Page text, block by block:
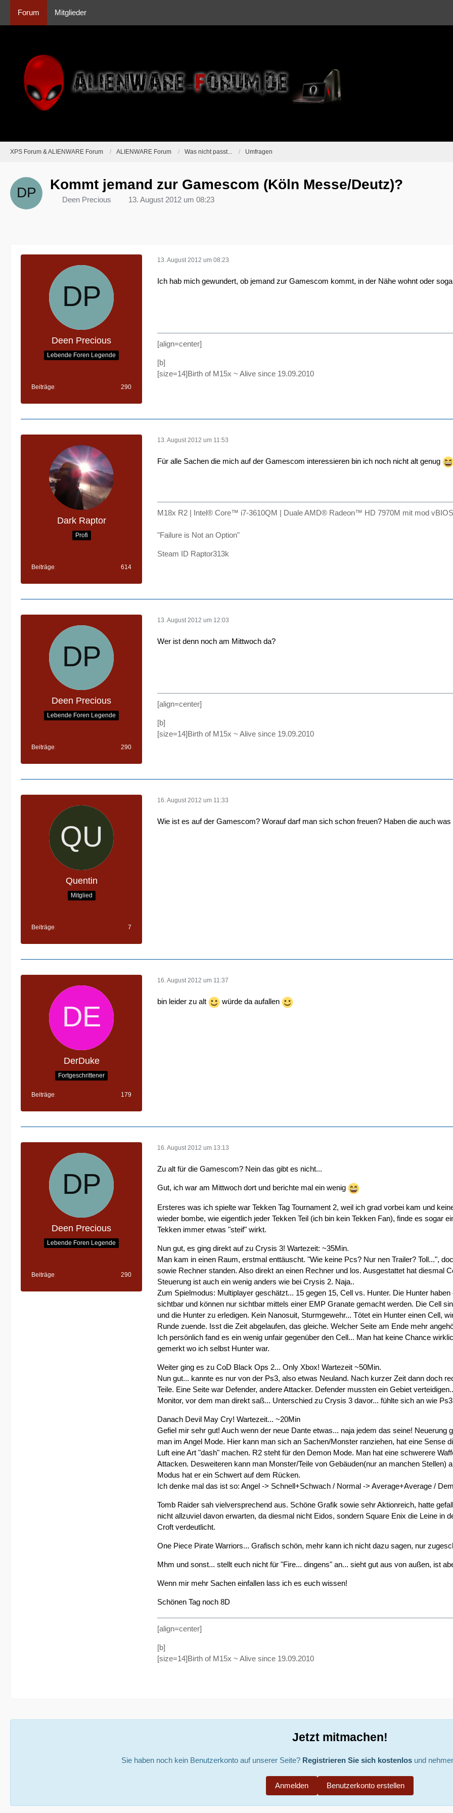
Forum Mitglieder
XPS Forum & ALIENWARE Forum ALIENWARE Forum Was nicht passt... Umfragen
Kommt jemand zur Gamescom (Köln Messe/Deutz)?
Deen Precious 13. August 2012 um 08:23
Deen Precious
Lebende Foren Legende
Beiträge 290
13. August 2012 um 08:23
Ich hab mich gewundert, ob jemand zur Gamescom kommt, in der Nähe wohnt oder
[align=center]
[b]
[size=14]Birth of M15x ~ Alive since 19.09.2010
Dark Raptor
Profi
Beiträge 614
13. August 2012 um 11:53
Für alle Sachen die mich auf der Gamescom interessieren bin ich noch nicht alt genug
M18x R2 | Intel® Core™ i7-3610QM | Duale AMD® Radeon™ HD 7970M mit mod
"Failure is Not an Option"
Steam ID Raptor313k
Deen Precious
Lebende Foren Legende
Beiträge 290
13. August 2012 um 12:03
Wer ist denn noch am Mittwoch da?
[align=center]
[b]
[size=14]Birth of M15x ~ Alive since 19.09.2010
Quentin
Mitglied
Beiträge 7
16. August 2012 um 11:33
Wie ist es auf der Gamescom? Worauf darf man sich schon freuen? Haben die auch
DerDuke
Fortgeschrittener
Beiträge 179
16. August 2012 um 11:37
bin leider zu alt würde da aufallen
Deen Precious
Lebende Foren Legende
Beiträge 290
16. August 2012 um 13:13
Zu alt für die Gamescom? Nein das gibt es nicht...
Gut, ich war am Mittwoch dort und berichte mal ein wenig
Ersteres was ich spielte war Tekken Tag Tournament 2, weil ich grad vorbei kam und
wieder bombe, wie eigentlich jeder Tekken Teil (ich bin kein Tekken Fan), finde es sogar
Tekken immer etwas "steif" wirkt.
Nun gut, es ging direkt auf zu Crysis 3! Wartezeit: ~35Min.
Man kam in einen Raum, erstmal enttäuscht. "Wie keine Pcs? Nur nen Trailer? Toll...",
sowie Rechner standen. Also direkt an einen Rechner und los. Ausgestattet hat diesmal
Steuerung ist auch ein wenig anders wie bei Crysis 2. Naja..
Zum Spielmodus: Multiplayer geschätzt... 15 gegen 15, Cell vs. Hunter. Die Hunter
sichtbar und können nur sichtbar mittels einer EMP Granate gemacht werden. Die Cell
und die Hunter zu erledigen. Kein Nanosuit, Sturmgewehr... Tötet ein Hunter einen Cell,
Runde zuende. Isst die Zeit abgelaufen, das gleiche. Welcher Seite am Ende mehr
Ich persönlich fand es ein wenig unfair gegenüber den Cell... Man hat keine Chance
gemerkt wo ich selbst Hunter war.
Weiter ging es zu CoD Black Ops 2... Only Xbox! Wartezeit ~50Min.
Nun gut... kannte es nur von der Ps3, also etwas Neuland. Nach kurzer Zeit dann doch
Teile. Eine Seite war Defender, andere Attacker. Defender mussten ein Gebiet
Monitor, vor dem man direkt saß... Unterschied zu Crysis 3 davor... fühlte sich an wie
Danach Devil May Cry! Wartezeit... ~20Min
Gefiel mir sehr gut! Auch wenn der neue Dante etwas... naja jedem das seine!
man im Angel Mode. Hier kann man sich an Sachen/Monster ranziehen, hat eine Sense
Luft eine Art "dash" machen. R2 steht für den Demon Mode. Man hat eine schwerere
Attacken. Desweiteren kann man Monster/Teile von Gebäuden(nur an manchen Stellen)
Modus hat er ein Schwert auf dem Rücken.
Ich denke mal das ist so: Angel -> Schnell+Schwach / Normal -> Average+Average /
Tomb Raider sah vielversprechend aus. Schöne Grafik sowie sehr Aktionreich, hatte
nicht allzuviel davon erwarten, da diesmal nicht Eidos, sondern Square Enix die Leine in
Croft verdeutlicht.
One Piece Pirate Warriors... Grafisch schön, mehr kann ich nicht dazu sagen, nur
Mhm und sonst... stellt euch nicht für "Fire... dingens" an... sieht gut aus von außen, ist
Wenn mir mehr Sachen einfallen lass ich es euch wissen!
Schönen Tag noch 8D
[align=center]
[b]
[size=14]Birth of M15x ~ Alive since 19.09.2010
Jetzt mitmachen!
Sie haben noch kein Benutzerkonto auf unserer Seite? Registrieren Sie sich kostenlosund
Benutzerkonto erstellen
Anmelden